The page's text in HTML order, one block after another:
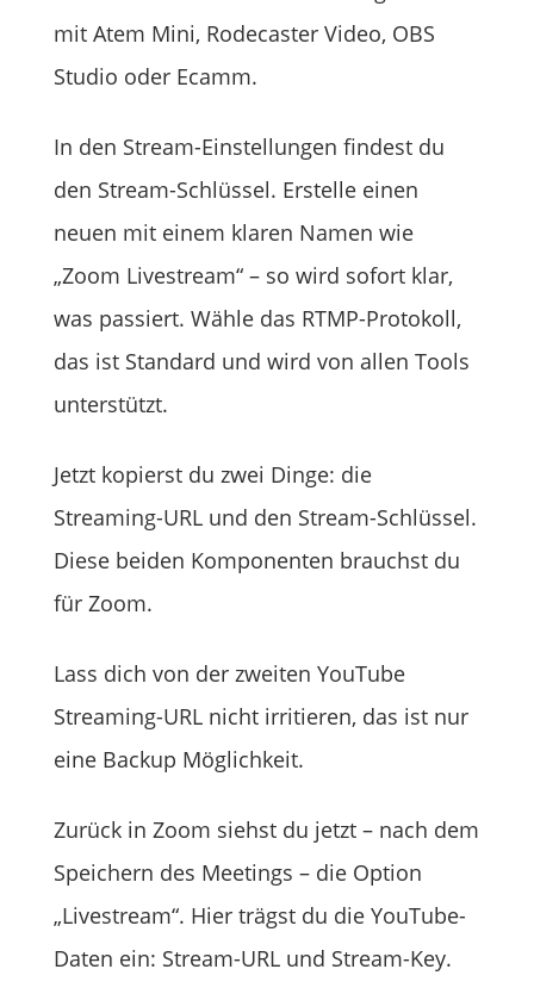
mit Atem Mini, Rodecaster Video, OBS
Studio oder Ecamm.
In den Stream-Einstellungen findest du
den Stream-Schlüssel. Erstelle einen
neuen mit einem klaren Namen wie
„Zoom Livestream“ – so wird sofort klar,
was passiert. Wähle das RTMP-Protokoll,
das ist Standard und wird von allen Tools
unterstützt.
Jetzt kopierst du zwei Dinge: die
Streaming-URL und den Stream-Schlüssel.
Diese beiden Komponenten brauchst du
für Zoom.
Lass dich von der zweiten YouTube
Streaming-URL nicht irritieren, das ist nur
eine Backup Möglichkeit.
Zurück in Zoom siehst du jetzt – nach dem
Speichern des Meetings – die Option
„Livestream“. Hier trägst du die YouTube-
Daten ein: Stream-URL und Stream-Key.